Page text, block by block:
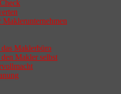
Maklerunternehmen
Maklerbüro
Makler selbst